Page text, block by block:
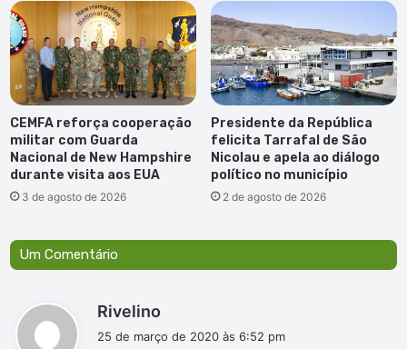
CEMFA reforça cooperação
militar com Guarda
Nacional de New Hampshire
durante visita aos EUA
3 de agosto de 2026
Presidente da República
felicita Tarrafal de São
Nicolau e apela ao diálogo
político no município
2 de agosto de 2026
Um Comentário
Rivelino
25 de março de 2020 às 6:52 pm